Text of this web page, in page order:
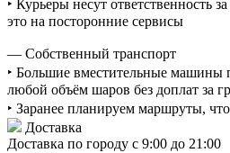
‣ Курьеры несут ответственность
это на посторонние сервисы
— Собственный транспорт
‣ Большие вместительные машины
любой объём шаров без доплат за
‣ Заранее планируем маршруты,
Доставка
Доставка по городу с 9:00 до 21:00